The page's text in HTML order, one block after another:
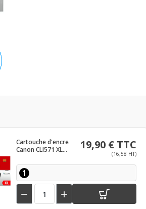
Cartouche d'encre
Canon CLI571 XL
19,90 € TTC
(16,58 HT)
1
 